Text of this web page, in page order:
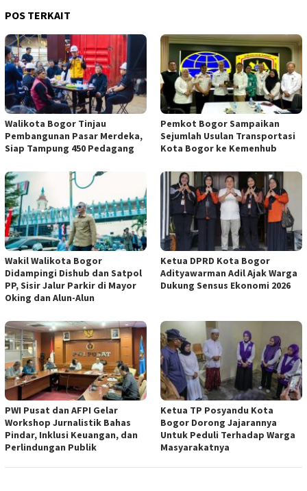
POS TERKAIT
Walikota Bogor Tinjau
Pembangunan Pasar Merdeka,
Siap Tampung 450 Pedagang
Pemkot Bogor Sampaikan
Sejumlah Usulan Transportasi
Kota Bogor ke Kemenhub
Wakil Walikota Bogor
Didampingi Dishub dan Satpol
PP, Sisir Jalur Parkir di Mayor
Oking dan Alun-Alun
Ketua DPRD Kota Bogor
Adityawarman Adil Ajak Warga
Dukung Sensus Ekonomi 2026
PWI Pusat dan AFPI Gelar
Workshop Jurnalistik Bahas
Pindar, Inklusi Keuangan, dan
Perlindungan Publik
Ketua TP Posyandu Kota
Bogor Dorong Jajarannya
Untuk Peduli Terhadap Warga
Masyarakatnya